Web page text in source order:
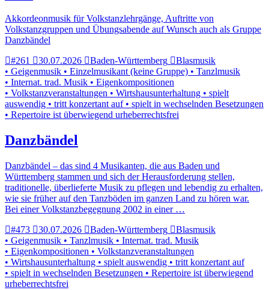
Akkordeonmusik für Volkstanzlehrgänge, Auftritte von
Volkstanzgruppen und Übungsabende auf Wunsch auch als Gruppe
Danzbändel
#261
30.07.2026 Baden-Württemberg
Blasmusik
• Geigenmusik • Einzelmusikant (keine Gruppe) • Tanzlmusik
• Internat. trad. Musik • Eigenkompositionen
• Volkstanzveranstaltungen • Wirtshausunterhaltung • spielt
auswendig • tritt konzertant auf • spielt in wechselnden Besetzungen
• Repertoire ist überwiegend urheberrechtsfrei
Danzbändel
Danzbändel – das sind 4 Musikanten, die aus Baden und
Württemberg stammen und sich der Herausforderung stellen,
traditionelle, überlieferte Musik zu pflegen und lebendig zu erhalten,
wie sie früher auf den Tanzböden im ganzen Land zu hören war.
Bei einer Volkstanzbegegnung 2002 in einer …
#473
30.07.2026 Baden-Württemberg
Blasmusik
• Geigenmusik • Tanzlmusik • Internat. trad. Musik
• Eigenkompositionen • Volkstanzveranstaltungen
• Wirtshausunterhaltung • spielt auswendig • tritt konzertant auf
• spielt in wechselnden Besetzungen • Repertoire ist überwiegend
urheberrechtsfrei